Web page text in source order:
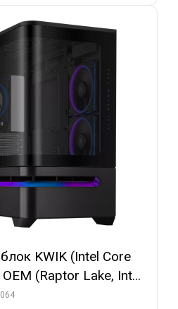
KWIK (Intel Core
(Raptor Lake, Intel
8P/ 64 ГБ ОЗУ (2